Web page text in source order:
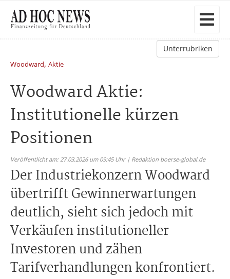
Unterrubriken
Woodward, Aktie
Woodward Aktie:
Institutionelle kürzen
Positionen
Veröffentlicht am: 27.03.2026 um 09:45 Uhr | Redaktion boerse-global.de
Der Industriekonzern Woodward
übertrifft Gewinnerwartungen
deutlich, sieht sich jedoch mit
Verkäufen institutioneller
Investoren und zähen
Tarifverhandlungen konfrontiert.